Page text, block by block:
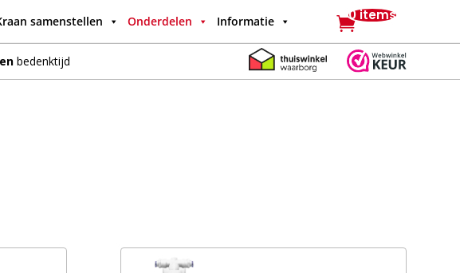
samenstellen Onderdelen Informatie 0 items
bedenktijd